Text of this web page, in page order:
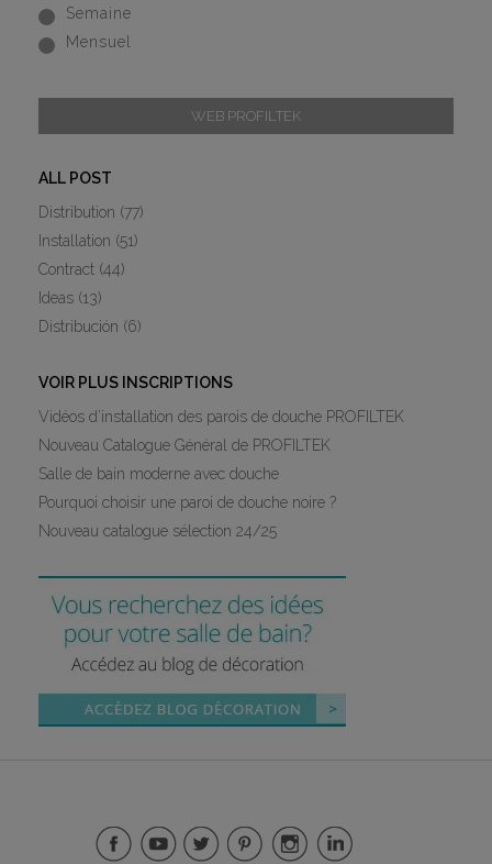
Semaine
Mensuel
WEB PROFILTEK
ALL POST
Distribution (77)
Installation (51)
Contract (44)
Ideas (13)
Distribución (6)
VOIR PLUS INSCRIPTIONS
Vidéos d’installation des parois de douche PROFILTEK
Nouveau Catalogue Général de PROFILTEK
Salle de bain moderne avec douche
Pourquoi choisir une paroi de douche noire ?
Nouveau catalogue sélection 24/25